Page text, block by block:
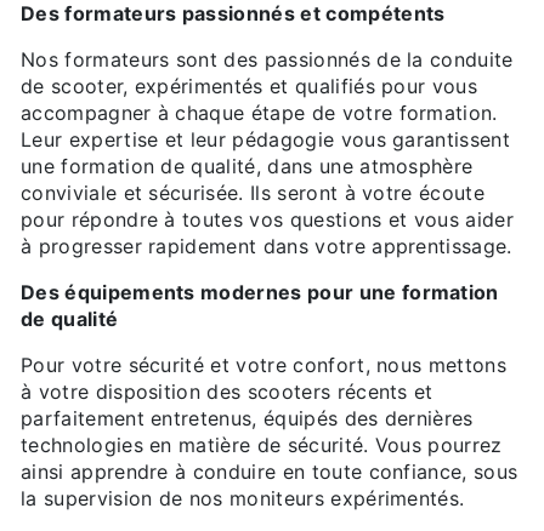
Des formateurs passionnés et compétents
Nos formateurs sont des passionnés de la conduite
de scooter, expérimentés et qualifiés pour vous
accompagner à chaque étape de votre formation.
Leur expertise et leur pédagogie vous garantissent
une formation de qualité, dans une atmosphère
conviviale et sécurisée. Ils seront à votre écoute
pour répondre à toutes vos questions et vous aider
à progresser rapidement dans votre apprentissage.
Des équipements modernes pour une formation
de qualité
Pour votre sécurité et votre confort, nous mettons
à votre disposition des scooters récents et
parfaitement entretenus, équipés des dernières
technologies en matière de sécurité. Vous pourrez
ainsi apprendre à conduire en toute confiance, sous
la supervision de nos moniteurs expérimentés.